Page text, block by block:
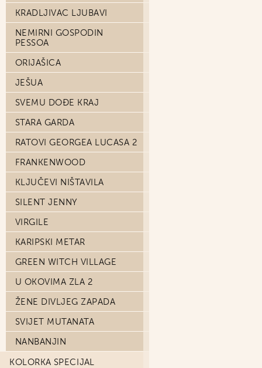
KRADLJIVAC LJUBAVI
NEMIRNI GOSPODIN
PESSOA
ORIJAŠICA
JEŠUA
SVEMU DOĐE KRAJ
STARA GARDA
RATOVI GEORGEA LUCASA 2
FRANKENWOOD
KLJUČEVI NIŠTAVILA
SILENT JENNY
VIRGILE
KARIPSKI METAR
GREEN WITCH VILLAGE
U OKOVIMA ZLA 2
ŽENE DIVLJEG ZAPADA
SVIJET MUTANATA
NANBANJIN
KOLORKA SPECIJAL